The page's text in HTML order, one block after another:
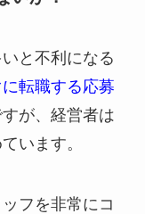
と不利になる
転職する応募
が、経営者は
います。
フを非常にコ